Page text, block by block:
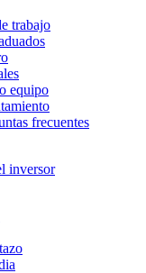
trabajo
equipo
frecuentes
inversor